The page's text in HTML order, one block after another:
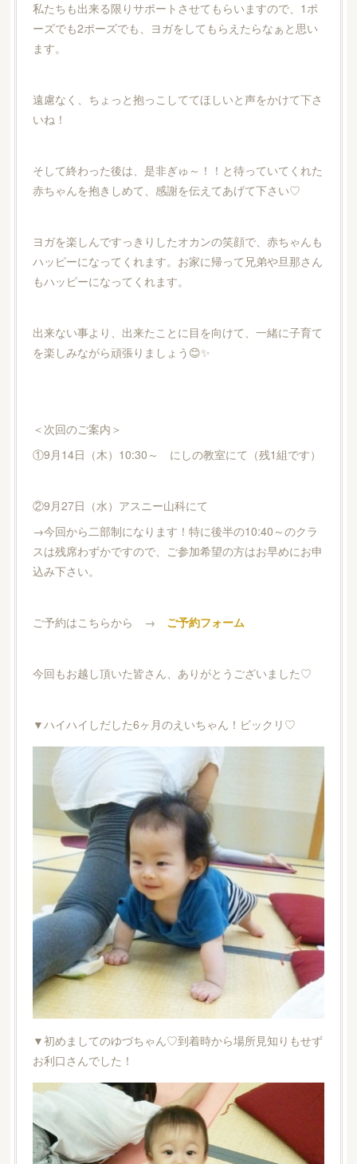
私たちも出来る限りサポートさせてもらいますので、1ポ
ーズでも2ポーズでも、ヨガをしてもらえたらなぁと思い
ます。
遠慮なく、ちょっと抱っこしててほしいと声をかけて下さ
いね！
そして終わった後は、是非ぎゅ～！！と待っていてくれた
赤ちゃんを抱きしめて、感謝を伝えてあげて下さい♡
ヨガを楽しんですっきりしたオカンの笑顔で、赤ちゃんも
ハッピーになってくれます。お家に帰って兄弟や旦那さん
もハッピーになってくれます。
出来ない事より、出来たことに目を向けて、一緒に子育て
を楽しみながら頑張りましょう😊✨
＜次回のご案内＞
①9月14日（木）10:30～ にしの教室にて（残1組です）
②9月27日（水）アスニー山科にて
→今回から二部制になります！特に後半の10:40～のクラ
スは残席わずかですので、ご参加希望の方はお早めにお申
込み下さい。
ご予約はこちらから → ご予約フォーム
今回もお越し頂いた皆さん、ありがとうございました♡
▼ハイハイしだした6ヶ月のえいちゃん！ビックリ♡
▼初めましてのゆづちゃん♡到着時から場所見知りもせず
お利口さんでした！